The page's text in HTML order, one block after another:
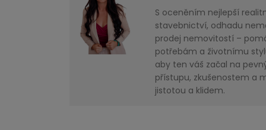
S oceněním nejlepší
stavebnictví, odhadu
prodej nemovitostí –
potřebám a životnímu
aby ten váš začal na
přístupu, zkušenostem a
jistotou a klidem.